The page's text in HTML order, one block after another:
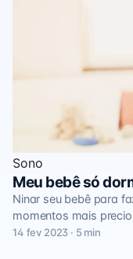
Sono
Meu bebê só
Ninar seu bebê para
momentos mais
14 fev 2023 · 5 min